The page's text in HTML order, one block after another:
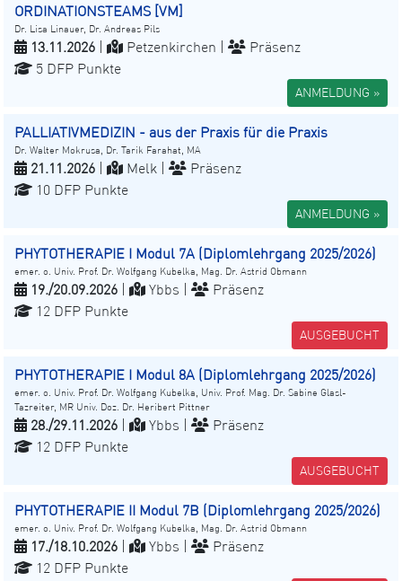
ORDINATIONSTEAMS [VM]
Dr. Lisa Linauer, Dr. Andreas Pils
13.11.2026 Petzenkirchen |
Präsenz
5 DFP Punkte
ANMELDUNG »
PALLIATIVMEDIZIN - aus der Praxis für die Praxis
Dr. Walter Mokrusa, Dr. Tarik Farahat, MA
21.11.2026 Melk |
Präsenz
10 DFP Punkte
ANMELDUNG »
PHYTOTHERAPIE I Modul 7A (Diplomlehrgang 2025/2026)
emer. o. Univ. Prof. Dr. Wolfgang Kubelka, Mag. Dr. Astrid Obmann
19./20.09.2026 Ybbs |
Präsenz
12 DFP Punkte
AUSGEBUCHT
PHYTOTHERAPIE I Modul 8A (Diplomlehrgang 2025/2026)
emer. o. Univ. Prof. Dr. Wolfgang Kubelka, Univ. Prof. Mag. Dr. Sabine Glasl-
Tazreiter, MR Univ. Doz. Dr. Heribert Pittner
28./29.11.2026 Ybbs |
Präsenz
12 DFP Punkte
AUSGEBUCHT
PHYTOTHERAPIE II Modul 7B (Diplomlehrgang 2025/2026)
emer. o. Univ. Prof. Dr. Wolfgang Kubelka, Mag. Dr. Astrid Obmann
17./18.10.2026 Ybbs |
Präsenz
12 DFP Punkte